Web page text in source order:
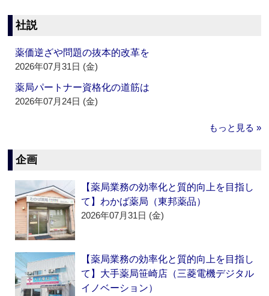
社説
薬価逆ざや問題の抜本的改革を
2026年07月31日 (金)
薬局パートナー資格化の道筋は
2026年07月24日 (金)
もっと見る »
企画
【薬局業務の効率化と質的向上を目指し
て】わかば薬局（東邦薬品）
2026年07月31日 (金)
【薬局業務の効率化と質的向上を目指し
て】大手薬局笹崎店（三菱電機デジタル
イノベーション）